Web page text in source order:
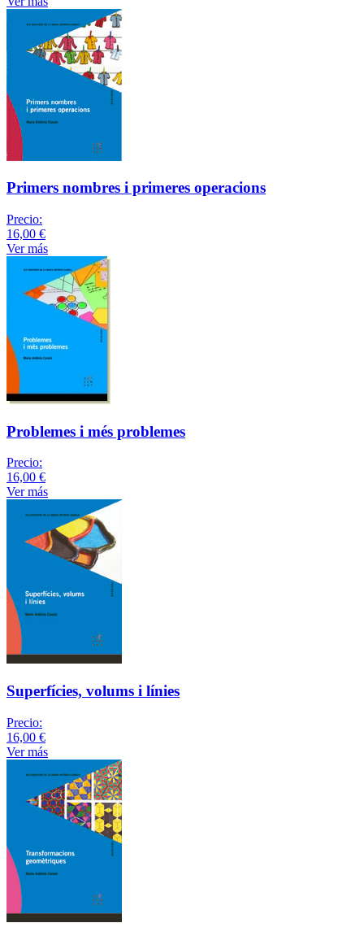
Primers nombres i primeres operacions
Precio:
16,00 €
Ver más
Problemes i més problemes
Precio:
16,00 €
Ver más
Superfícies, volums i línies
Precio:
16,00 €
Ver más